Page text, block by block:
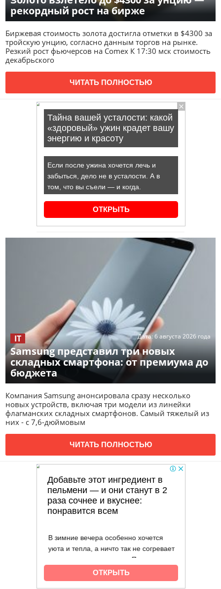
рекордный рост на бирже
Биржевая стоимость золота достигла отметки в $4300 за
тройскую унцию, согласно данным торгов на рынке.
Резкий рост фьючерсов на Comex К 17:30 мск стоимость
декабрьского
ЧИТАТЬ ПОЛНОСТЬЮ
Samsung представил три новых
складных смартфона: от премиума до
бюджета
Дата:6 августа 2026 года
IT
Компания Samsung анонсировала сразу несколько
новых устройств, включая три модели из линейки
флагманских складных смартфонов. Самый тяжелый из
них - с 7,6-дюймовым
ЧИТАТЬ ПОЛНОСТЬЮ